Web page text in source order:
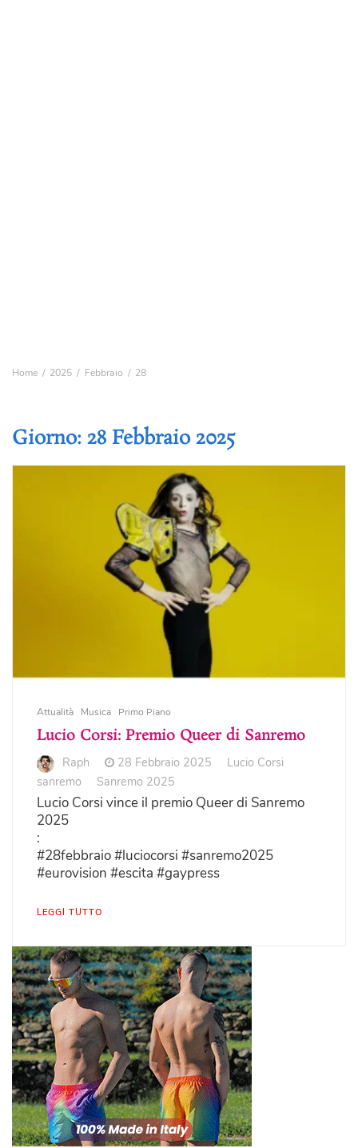
Home 2025 Febbraio 28
Giorno: 28 Febbraio 2025
Attualità Musica Primo Piano
Lucio Corsi: Premio Queer di Sanremo
Raph 28 Febbraio 2025
Lucio Corsi
sanremo
Sanremo 2025
Lucio Corsi vince il premio Queer di Sanremo
2025
:
#28febbraio #luciocorsi #sanremo2025
#eurovision #escita #gaypress
LEGGI TUTTO